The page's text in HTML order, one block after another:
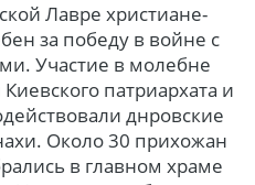
Лавре христиане-
за победу в войне с
Участие в молебне
патриархата и
днровские
Около 30 прихожан
в главном храме